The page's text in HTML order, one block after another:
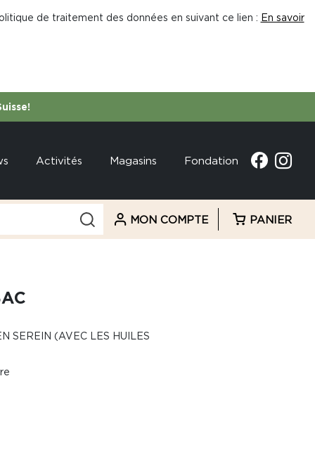
de traitement des données en suivant ce lien : En savoir
Activités Magasins Fondation
MON COMPTE PANIER
SEREIN (AVEC LES HUILES